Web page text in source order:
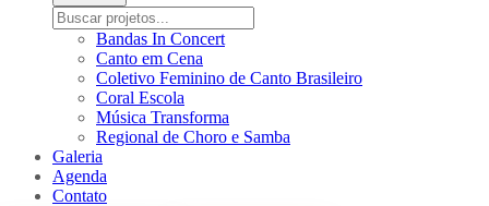
Bandas In Concert
Canto em Cena
Coletivo Feminino de Canto Brasileiro
Coral Escola
Música Transforma
Regional de Choro e Samba
Galeria
Agenda
Contato